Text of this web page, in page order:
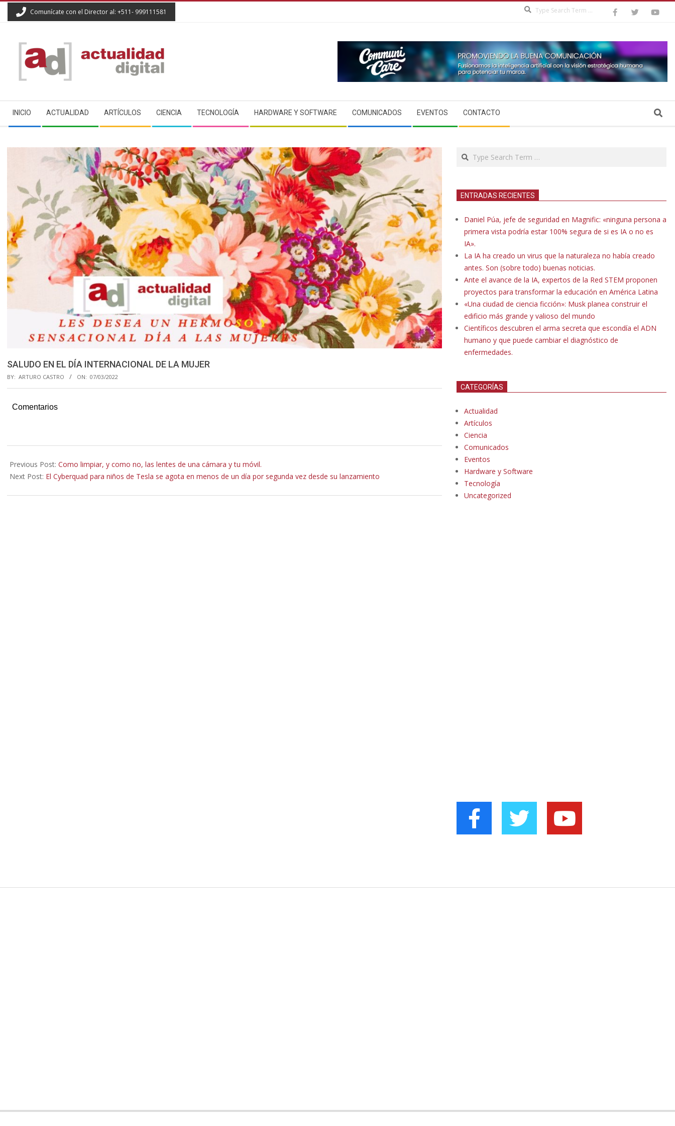
Comunícate con el Director al: +511- 999111581
ACTUALIDAD
DIGITAL
Navigation
Menu
INICIO ACTUALIDAD ARTÍCULOS CIENCIA TECNOLOGÍA HARDWARE Y SOFTWARE COMUNICADOS EVENTOS CONTACTO Search
SALUDO EN EL DÍA INTERNACIONAL DE LA MUJER
BY: ARTURO CASTRO ON: 07/03/2022
Comentarios
03-
07
Previous Post: Como limpiar, y como no, las lentes de una cámara y tu móvil.
Next Post: El Cyberquad para niños de Tesla se agota en menos de un día por segunda vez desde su lanzamiento
Search
ENTRADAS RECIENTES
Daniel Púa, jefe de seguridad en Magnific: «ninguna persona a
primera vista podría estar 100% segura de si es IA o no es
IA».
La IA ha creado un virus que la naturaleza no había creado
antes. Son (sobre todo) buenas noticias.
Ante el avance de la IA, expertos de la Red STEM proponen
proyectos para transformar la educación en América Latina
«Una ciudad de ciencia ficción»: Musk planea construir el
edificio más grande y valioso del mundo
Científicos descubren el arma secreta que escondía el ADN
humano y que puede cambiar el diagnóstico de
enfermedades.
CATEGORÍAS
Actualidad
Artículos
Ciencia
Comunicados
Eventos
Hardware y Software
Tecnología
Uncategorized